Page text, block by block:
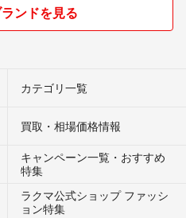
ンドを見る
カテゴリ一覧
買取・相場価格情報
キャンペーン一覧・おすすめ
特集
ラクマ公式ショップ ファッシ
ョン特集